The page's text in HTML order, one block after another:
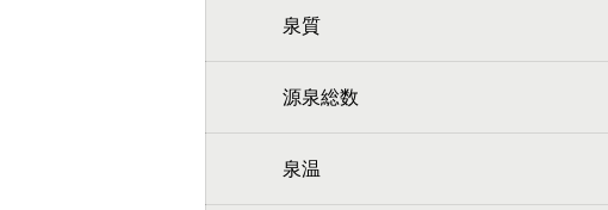
泉質
源泉総数
泉温